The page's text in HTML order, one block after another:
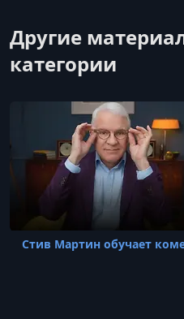
в кино, но мировую
благодаря фильму
"Криминальное чтиво"
Виннфилда
Другие
категории
Стив Мартин обучает